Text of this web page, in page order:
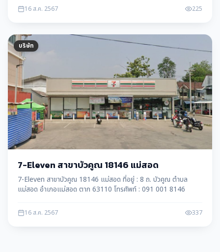
16 ส.ค. 2567 225
บริษัท
7-Eleven สาขาบัวคูณ 18146 แม่สอด
7-Eleven สาขาบัวคูณ 18146 แม่สอด ที่อยู่ : 8 ถ. บัวคูณ ตำบล
แม่สอด อำเภอแม่สอด ตาก 63110 โทรศัพท์ : 091 001 8146
16 ส.ค. 2567 337